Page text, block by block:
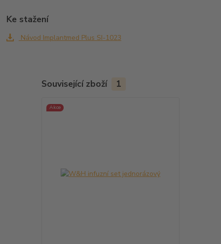
Ke stažení
Návod Implantmed Plus SI-1023
Související zboží 1
Akce